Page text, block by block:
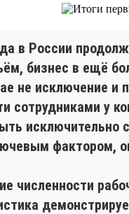
в России
бизнес в ещё
не исключение
сотрудниками у
исключительно
фактором,
численности